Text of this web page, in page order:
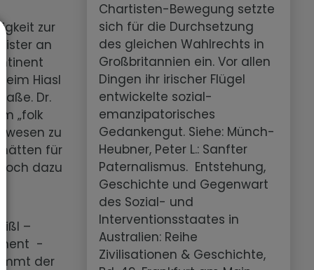
zur
an
Hiasl
Dr.
„folk
zu
hätten für
dazu
–
-
der
Chartisten-Bewegung setzte
sich für die Durchsetzung
des gleichen Wahlrechts in
Großbritannien ein. Vor allen
Dingen ihr irischer Flügel
entwickelte sozial-
emanzipatorisches
Gedankengut. Siehe: Münch-
Heubner, Peter L.: Sanfter
Paternalismus. Entstehung,
Geschichte und Gegenwart
des Sozial- und
Interventionsstaates in
Australien: Reihe
Zivilisationen & Geschichte,